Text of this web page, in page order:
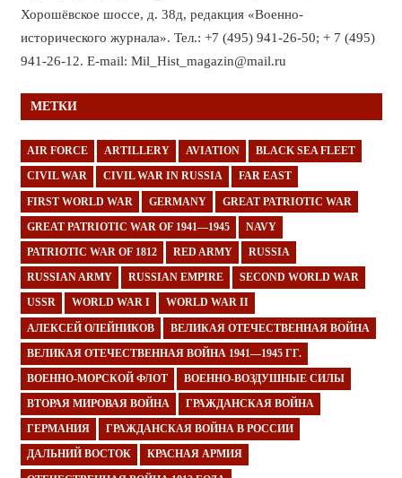
Хорошёвское шоссе, д. 38д, редакция «Военно-
исторического журнала». Тел.: +7 (495) 941-26-50; + 7 (495)
941-26-12. E-mail: Mil_Hist_magazin@mail.ru
МЕТКИ
AIR FORCE ARTILLERY AVIATION BLACK SEA FLEET
CIVIL WAR CIVIL WAR IN RUSSIA FAR EAST
FIRST WORLD WAR GERMANY GREAT PATRIOTIC WAR
GREAT PATRIOTIC WAR OF 1941—1945 NAVY
PATRIOTIC WAR OF 1812 RED ARMY RUSSIA
RUSSIAN ARMY RUSSIAN EMPIRE SECOND WORLD WAR
USSR WORLD WAR I WORLD WAR II
АЛЕКСЕЙ ОЛЕЙНИКОВ ВЕЛИКАЯ ОТЕЧЕСТВЕННАЯ ВОЙНА
ВЕЛИКАЯ ОТЕЧЕСТВЕННАЯ ВОЙНА 1941—1945 ГГ.
ВОЕННО-МОРСКОЙ ФЛОТ ВОЕННО-ВОЗДУШНЫЕ СИЛЫ
ВТОРАЯ МИРОВАЯ ВОЙНА ГРАЖДАНСКАЯ ВОЙНА
ГЕРМАНИЯ ГРАЖДАНСКАЯ ВОЙНА В РОССИИ
ДАЛЬНИЙ ВОСТОК КРАСНАЯ АРМИЯ